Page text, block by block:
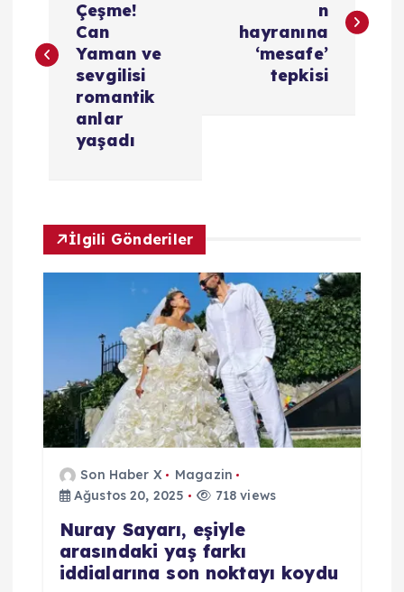
z
z
m
e
s
Çeşme!
Can
Yaman ve
sevgilisi
romantik
anlar
yaşadı
n
hayranına
‘mesafe’
tepkisi
İlgili Gönderiler
Son Haber X
Magazin
Ağustos 20, 2025
718 views
Nuray Sayarı, eşiyle
arasındaki yaş farkı
iddialarına son noktayı koydu